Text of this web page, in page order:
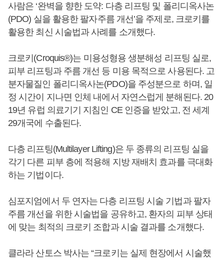
사람은 ‘완벽을 향한 도약: 다층 리프팅 및 폴리디옥사논
(PDO) 실을 활용한 팔자주름 개선’을 주제로, 크로키를
활용한 최신 시술법과 사례를 소개했다.
크로키(Croquis®)는 미용성형용 생분해성 리프팅 실로,
피부 리프팅과 주름 개선 등 미용 목적으로 사용된다. 고
분자물질인 폴리디옥사논(PDO)을 주성분으로 하며, 일
정 시간이 지나면 인체 내에서 자연스럽게 분해된다. 20
19년 유럽 의료기기 지침인 CE 인증을 받았고, 전 세계
29개국에 수출된다.
다층 리프팅(Multilayer Lifting)은 두 종류의 리프팅 실을
각기 다른 피부 층에 적용해 지방 재배치 효과를 극대화
하는 기법이다.
심포지엄에서 두 연자는 다층 리프팅 시술 기법과 팔자
주름 개선을 위한 시술법을 공유하고, 환자의 피부 상태
에 맞는 최적의 크로키 조합과 시술 결과를 소개했다.
클라라 산토스 박사는 “크로키는 실제 현장에서 시술했